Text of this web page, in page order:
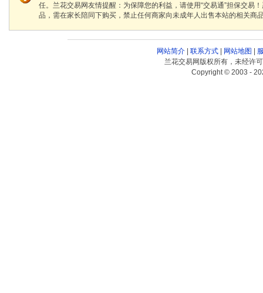
任。兰花交易网友情提醒：为保障您的利益，请使用“交易通”担保交
品，需在家长陪同下购买，禁止任何商家向未成年人出售本站的相关商
网站简介| 联系方式| 网站地图
兰花交易网版权所有，未经许
Copyright © 2003 -